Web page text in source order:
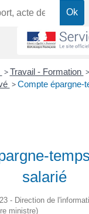
> Travail - Formation >
> Compte épargne-
salarié
- Direction de
ministre)